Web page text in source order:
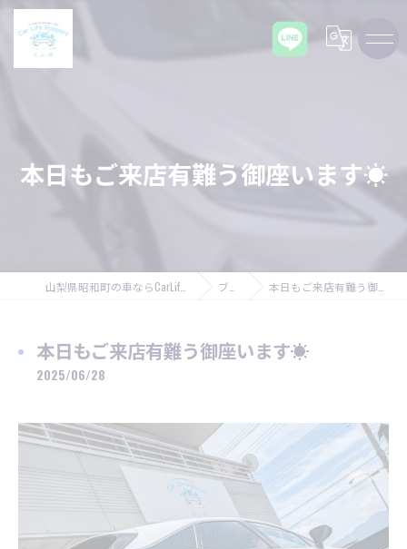
本日もご来店有難う御座います☀
ブログ 本日もご来店有難う御座います☀
本日もご来店有難う御座います☀
2025/06/28